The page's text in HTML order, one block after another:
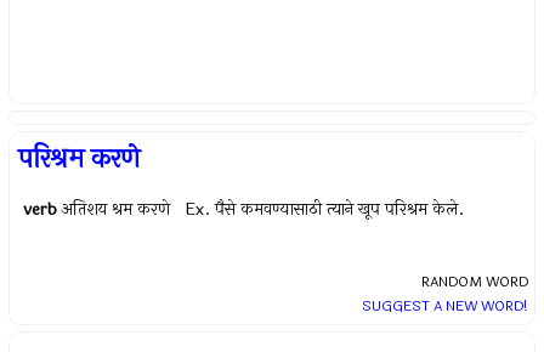
परिश्रम करणे
verb अतिशय श्रम करणे Ex.पैसे कमवण्यासाठी त्याने खूप परिश्रम केले.
RANDOM WORD
SUGGEST A NEW WORD!